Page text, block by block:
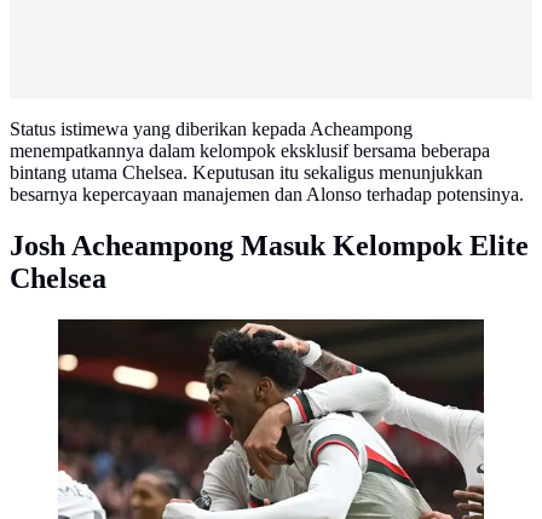
Status istimewa yang diberikan kepada Acheampong
menempatkannya dalam kelompok eksklusif bersama beberapa
bintang utama Chelsea. Keputusan itu sekaligus menunjukkan
besarnya kepercayaan manajemen dan Alonso terhadap potensinya.
Josh Acheampong Masuk Kelompok Elite
Chelsea
Bek Chelsea asal Inggris #34 Josh-Kofi Acheampong
merayakan gol pertama tim dalam pertandingan Liga
Primer Inggris antara Nottingham Forest dan Chelsea di
The City Ground, Nottingham, Inggris pada 18
Oktober 2025. (JUSTIN TALLIS / AFP)